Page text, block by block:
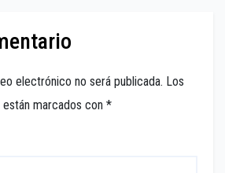
electrónico no será publicada. Los
marcados con *